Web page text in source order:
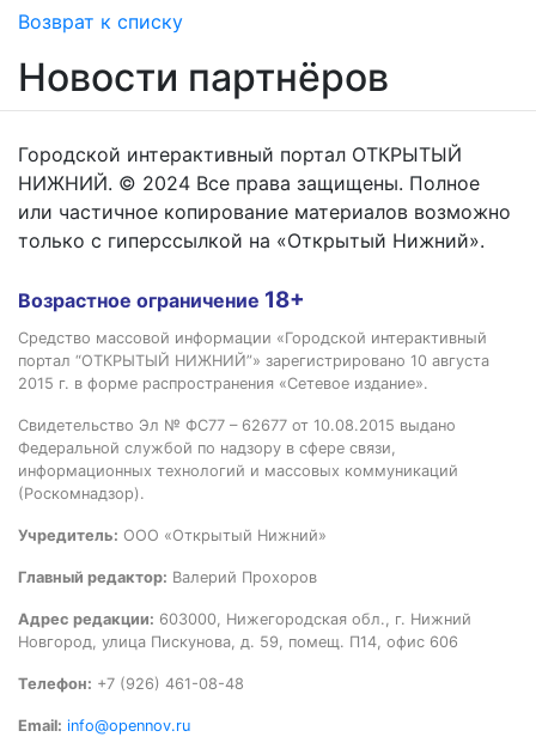
Возврат к списку
Новости партнёров
Городской интерактивный портал ОТКРЫТЫЙ
НИЖНИЙ. © 2024 Все права защищены. Полное
или частичное копирование материалов возможно
только с гиперссылкой на «Открытый Нижний».
Возрастное ограничение 18+
Средство массовой информации «Городской интерактивный
портал “ОТКРЫТЫЙ НИЖНИЙ”» зарегистрировано 10 августа
2015 г. в форме распространения «Сетевое издание».
Свидетельство Эл № ФС77 – 62677 от 10.08.2015 выдано
Федеральной службой по надзору в сфере связи,
информационных технологий и массовых коммуникаций
(Роскомнадзор).
Учредитель: ООО «Открытый Нижний»
Главный редактор: Валерий Прохоров
Адрес редакции: 603000, Нижегородская обл., г. Нижний
Новгород, улица Пискунова, д. 59, помещ. П14, офис 606
Телефон: +7 (926) 461-08-48
Email: info@opennov.ru